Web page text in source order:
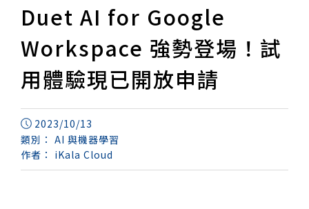
Duet AI for Google
Workspace 強勢登場！試
用體驗現已開放申請
2023/10/13
類別： AI 與機器學習
作者： iKala Cloud